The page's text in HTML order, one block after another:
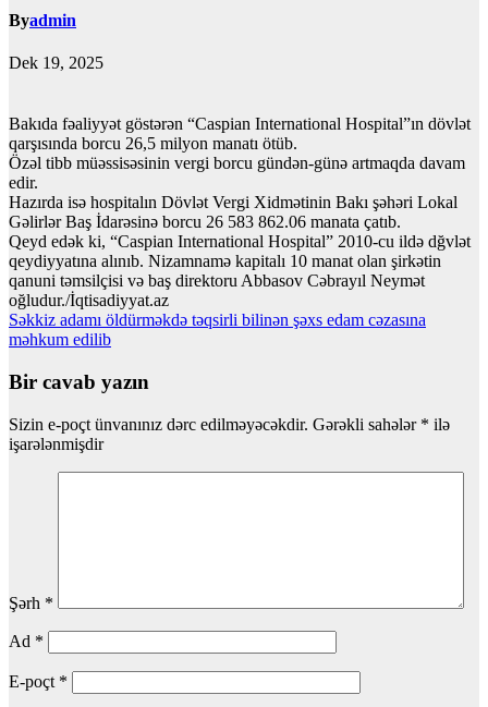
Byadmin
Dek 19, 2025
Bakıda fəaliyyət göstərən “Caspian International Hospital”ın dövlət
qarşısında borcu 26,5 milyon manatı ötüb.
Özəl tibb müəssisəsinin vergi borcu gündən-günə artmaqda davam
edir.
Hazırda isə hospitalın Dövlət Vergi Xidmətinin Bakı şəhəri Lokal
Gəlirlər Baş İdarəsinə borcu 26 583 862.06 manata çatıb.
Qeyd edək ki, “Caspian International Hospital” 2010-cu ildə dğvlət
qeydiyyatına alınıb. Nizamnamə kapitalı 10 manat olan şirkətin
qanuni təmsilçisi və baş direktoru Abbasov Cəbrayıl Neymət
oğludur./İqtisadiyyat.az
Yazı
naviqasiyası
Səkkiz adamı öldürməkdə təqsirli bilinən şəxs edam cəzasına
məhkum edilib
Bir cavab yazın
Sizin e-poçt ünvanınız dərc edilməyəcəkdir. Gərəkli sahələr * ilə
işarələnmişdir
Şərh *
Ad *
E-poçt *